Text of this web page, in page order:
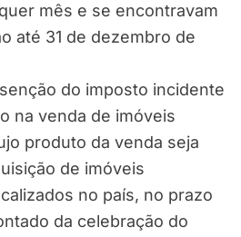
mês e se encontravam
até 31 de dezembro de
do imposto incidente
na venda de imóveis
produto da venda seja
de imóveis
no país, no prazo
da celebração do